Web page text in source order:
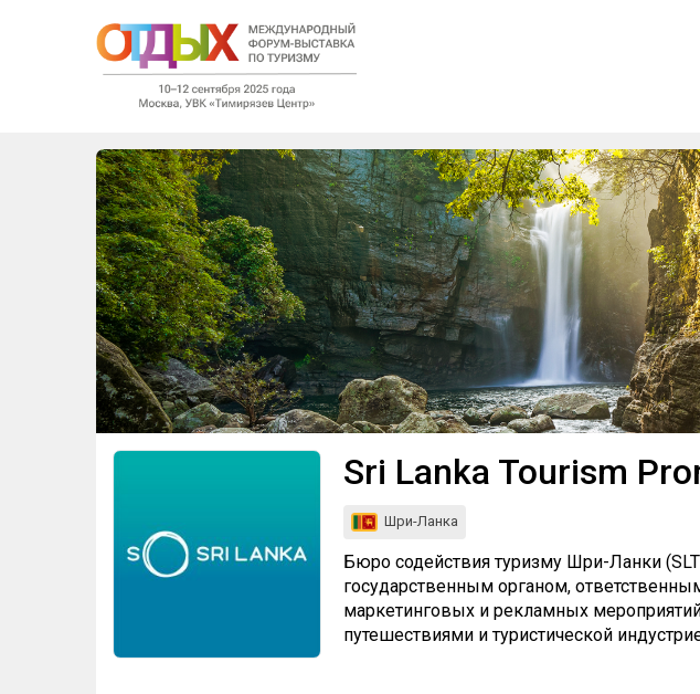
Sri Lanka Tourism
Шри-Ланка
Бюро содействия туризму Шри-Ланки
государственным органом,
маркетинговых и рекламных
путешествиями и туристической